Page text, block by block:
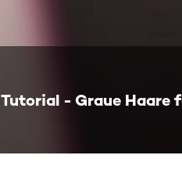
Tutorial - Graue Haare